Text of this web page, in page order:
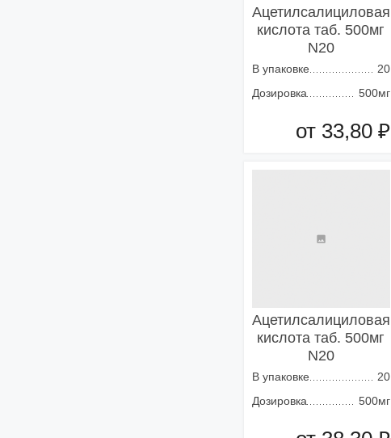
Ацетилсалициловая
кислота таб. 500мг
N20
В упаковке
20
Дозировка
500мг
от 33,80 ₽
Ацетилсалициловая
кислота таб. 500мг
N20
В упаковке
20
Дозировка
500мг